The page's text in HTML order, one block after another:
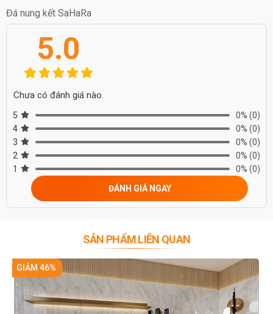
Đá nung kết SaHaRa
5.0
Chưa có đánh giá nào.
5 0% (0)
4
0% (0)
3
0% (0)
2
0% (0)
1
0% (0)
ĐÁNH GIÁ NGAY
SẢN PHẨM LIÊN QUAN